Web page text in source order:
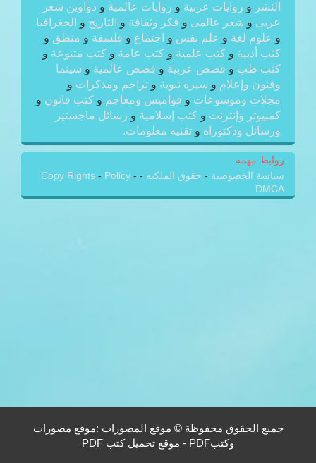
النشر و روايات عربية و روايات عالمية و دواوين شعر
عربى و شعر عالمى و فكر وثقافة و التاريخ و الجغرافيا
و علوم لغة و علم نفس و اجتماع و فلسفة و منطق و
كتب أدبية و كتب علمية و كتب عامة و كتب متنوعة و
كتب طب و قصص عربية و قصص عالمية و سينما
وفنون وإعلام و سيره نبوية و تراجم ومذكرات و
مجلات وموسوعات و قواميس ومعاجم و كتب قانون و
كمبيوتر وإنترنت و كتب إسلامية و رسائل ماجستير
ورسائل ودكتوراه و تقنيه معلومات.
روابط مهمة
سياسة الخصوصية - حقوق الملكيه -
Copy Rights - Policy -
DMCA
جميع الحقوق محفوظة © موقع المصورات :موقع مصورات
وكتبPDF - موقع تحميل كتب PDF